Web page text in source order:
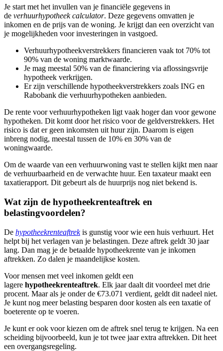
Je start met het invullen van je financiële gegevens in
de verhuurhypotheek calculator. Deze gegevens omvatten je
inkomen en de prijs van de woning. Je krijgt dan een overzicht van
je mogelijkheden voor investeringen in vastgoed.
Verhuurhypotheekverstrekkers financieren vaak tot 70% tot
90% van de woning marktwaarde.
Je mag meestal 50% van de financiering via aflossingsvrije
hypotheek verkrijgen.
Er zijn verschillende hypotheekverstrekkers zoals ING en
Rabobank die verhuurhypotheken aanbieden.
De rente voor verhuurhypotheken ligt vaak hoger dan voor gewone
hypotheken. Dit komt door het risico voor de geldverstrekkers. Het
risico is dat er geen inkomsten uit huur zijn. Daarom is eigen
inbreng nodig, meestal tussen de 10% en 30% van de
woningwaarde.
Om de waarde van een verhuurwoning vast te stellen kijkt men naar
de verhuurbaarheid en de verwachte huur. Een taxateur maakt een
taxatierapport. Dit gebeurt als de huurprijs nog niet bekend is.
Wat zijn de hypotheekrenteaftrek en
belastingvoordelen?
De hypotheekrenteaftrekis gunstig voor wie een huis verhuurt. Het
helpt bij het verlagen van je belastingen. Deze aftrek geldt 30 jaar
lang. Dan mag je de betaalde hypotheekrente van je inkomen
aftrekken. Zo dalen je maandelijkse kosten.
Voor mensen met veel inkomen geldt een
lagere hypotheekrenteaftrek. Elk jaar daalt dit voordeel met drie
procent. Maar als je onder de €73.071 verdient, geldt dit nadeel niet.
Je kunt nog meer belasting besparen door kosten als een taxatie of
boeterente op te voeren.
Je kunt er ook voor kiezen om de aftrek snel terug te krijgen. Na een
scheiding bijvoorbeeld, kun je tot twee jaar extra aftrekken. Dit heet
een overgangsregeling.